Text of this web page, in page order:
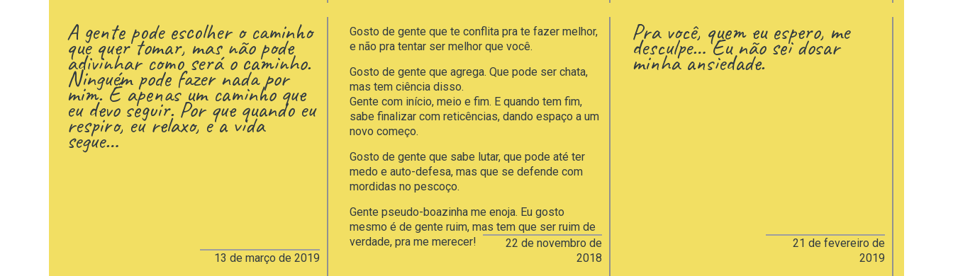
A gente pode escolher o caminho
que quer tomar, mas não pode
adivinhar como será o caminho.
Ninguém pode fazer nada por
mim. É apenas um caminho que
eu devo seguir. Por que quando eu
respiro, eu relaxo, e a vida
segue…
13 de março de 2019
Gosto de gente que te conflita pra te fazer melhor,
e não pra tentar ser melhor que você.
Gosto de gente que agrega. Que pode ser chata,
mas tem ciência disso.
Gente com início, meio e fim. E quando tem fim,
sabe finalizar com reticências, dando espaço a um
novo começo.
Gosto de gente que sabe lutar, que pode até ter
medo e auto-defesa, mas que se defende com
mordidas no pescoço.
Gente pseudo-boazinha me enoja. Eu gosto
mesmo é de gente ruim, mas tem que ser ruim de
verdade, pra me merecer!
22 de novembro de
2018
Pra você, quem eu espero, me
desculpe… Eu não sei dosar
minha ansiedade.
21 de fevereiro de
2019